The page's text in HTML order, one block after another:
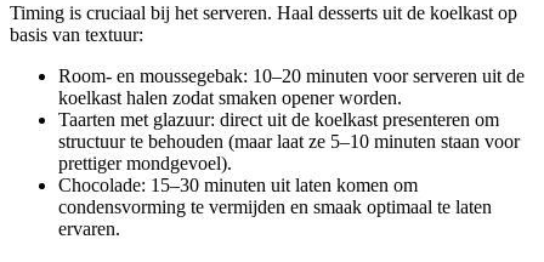
Timing is cruciaal bij het serveren. Haal desserts uit de koelkast op
basis van textuur:
Room- en moussegebak: 10–20 minuten voor serveren uit de
koelkast halen zodat smaken opener worden.
Taarten met glazuur: direct uit de koelkast presenteren om
structuur te behouden (maar laat ze 5–10 minuten staan voor
prettiger mondgevoel).
Chocolade: 15–30 minuten uit laten komen om
condensvorming te vermijden en smaak optimaal te laten
ervaren.